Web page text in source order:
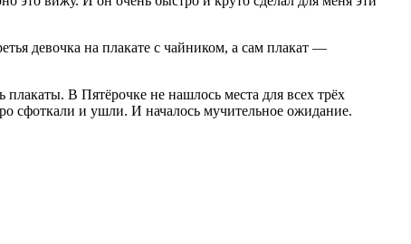
девочка на плакате с чайником, а сам плакат —
В Пятёрочке не нашлось места для всех трёх
сфоткали и ушли. И началось мучительное ожидание.